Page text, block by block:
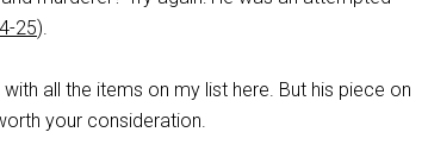
25).
all the items on my list here. But his piece on
your consideration.